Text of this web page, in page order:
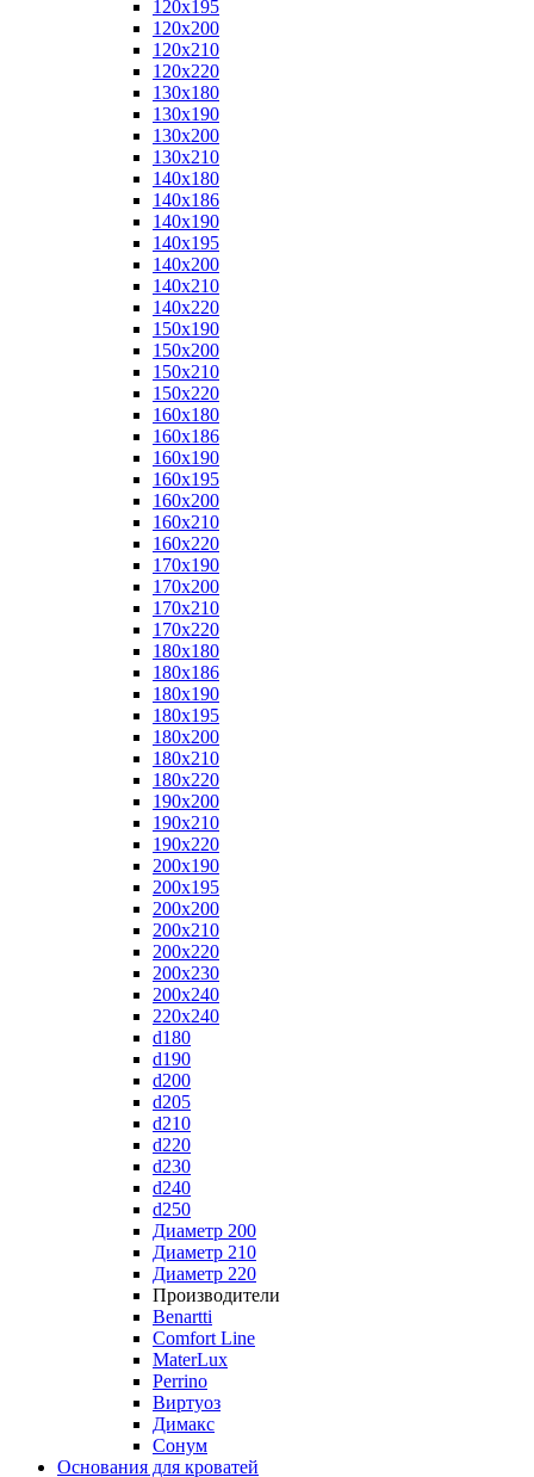
120x195
120x200
120x210
120x220
130x180
130x190
130x200
130x210
140x180
140x186
140x190
140x195
140x200
140x210
140x220
150x190
150x200
150x210
150x220
160x180
160x186
160x190
160x195
160x200
160x210
160x220
170x190
170x200
170x210
170x220
180x180
180x186
180x190
180x195
180x200
180x210
180x220
190x200
190x210
190x220
200x190
200x195
200x200
200x210
200x220
200x230
200x240
220x240
d180
d190
d200
d205
d210
d220
d230
d240
d250
Диаметр 200
Диаметр 210
Диаметр 220
Производители
Benartti
Comfort Line
MaterLux
Perrino
Виртуоз
Димакс
Сонум
Основания для кроватей